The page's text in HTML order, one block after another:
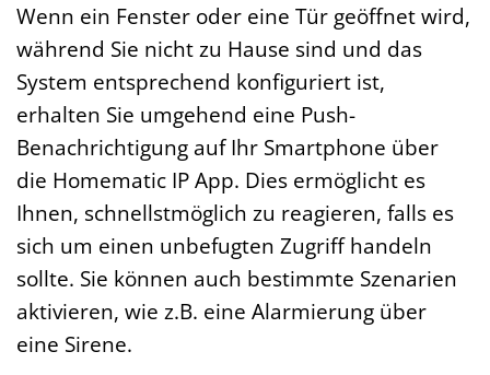
Wenn ein Fenster oder eine Tür geöffnet wird,
während Sie nicht zu Hause sind und das
System entsprechend konfiguriert ist,
erhalten Sie umgehend eine Push-
Benachrichtigung auf Ihr Smartphone über
die Homematic IP App. Dies ermöglicht es
Ihnen, schnellstmöglich zu reagieren, falls es
sich um einen unbefugten Zugriff handeln
sollte. Sie können auch bestimmte Szenarien
aktivieren, wie z.B. eine Alarmierung über
eine Sirene.